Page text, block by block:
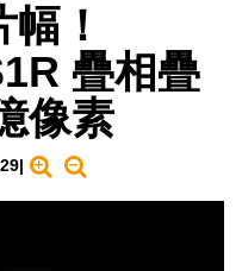
！
疊相疊
像素
|